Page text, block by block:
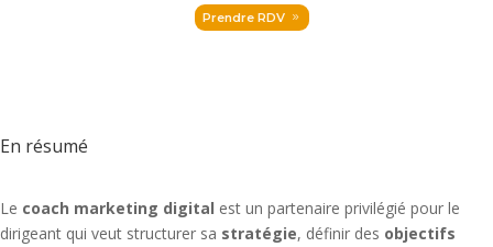
Prendre RDV
En résumé
Le coach marketing digital est un partenaire privilégié pour le
dirigeant qui veut structurer sa stratégie, définir des objectifs